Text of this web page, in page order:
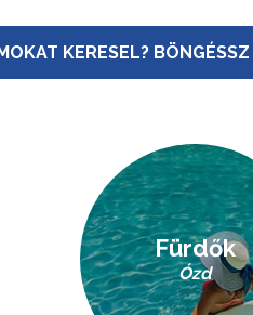
KERESEL?
Fürdők
Ózd